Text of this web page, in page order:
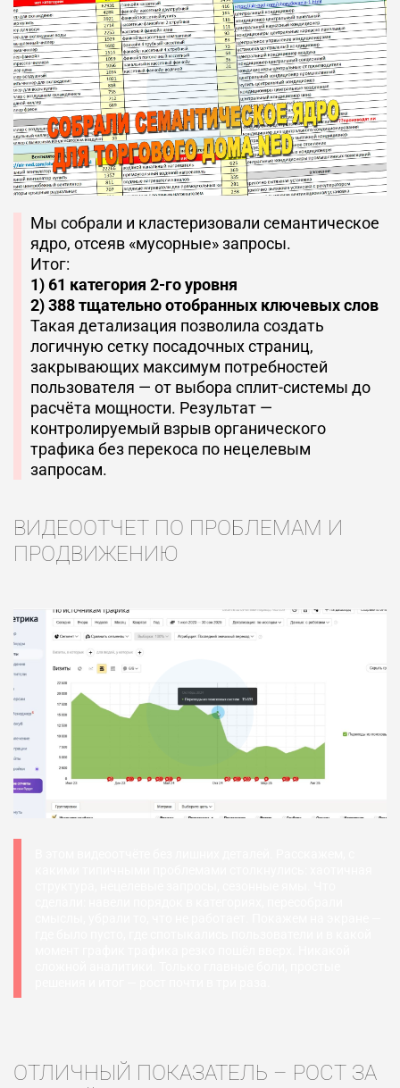
Мы собрали и кластеризовали семантическое
ядро, отсеяв «мусорные» запросы.
Итог:
1) 61 категория 2-го уровня
2) 388 тщательно отобранных ключевых слов
Такая детализация позволила создать
логичную сетку посадочных страниц,
закрывающих максимум потребностей
пользователя — от выбора сплит-системы до
расчёта мощности. Результат —
контролируемый взрыв органического
трафика без перекоса по нецелевым
запросам.
ВИДЕООТЧЕТ ПО ПРОБЛЕМАМ И
ПРОДВИЖЕНИЮ
ОТЛИЧНЫЙ ПОКАЗАТЕЛЬ – РОСТ ЗА